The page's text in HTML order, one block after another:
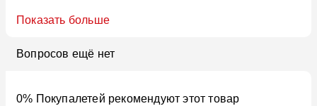
Показать больше
Вопросов ещё нет
0% Покупалетей рекомендуют этот товар